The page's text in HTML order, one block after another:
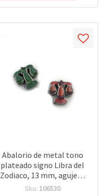
Abalorio de metal tono
plateado signo Libra del
Zodiaco, 13 mm, agujero
grande 8 mm, para
Sku: 106530